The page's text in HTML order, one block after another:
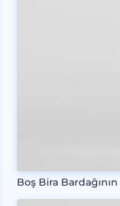
Boş Bira